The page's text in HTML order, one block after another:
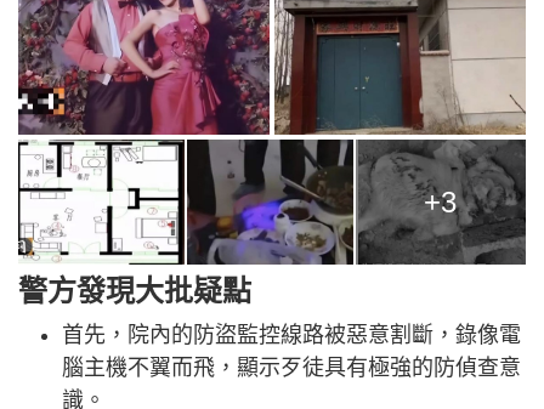
+3
警方發現大批疑點
首先，院內的防盜監控線路被惡意割斷，錄像電
腦主機不翼而飛，顯示歹徒具有極強的防偵查意
識。